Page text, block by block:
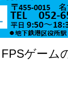
FPSゲーム